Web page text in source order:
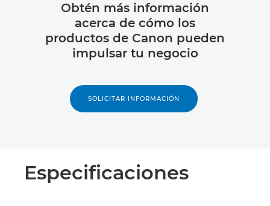
Obtén más información
acerca de cómo los
productos de Canon pueden
impulsar tu negocio
SOLICITAR INFORMACIÓN
Especificaciones